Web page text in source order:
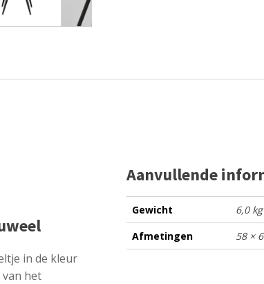
in de kleur
van het
Aanvullende
Gewicht
6,0 kg
Afmetingen
58 ×